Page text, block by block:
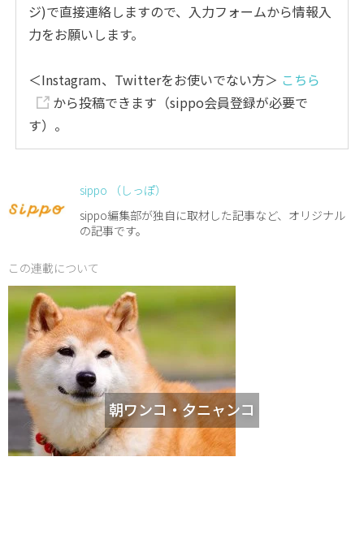
ジ)で直接連絡しますので、入力フォームから情報入
力をお願いします。
＜Instagram、Twitterをお使いでない方＞ こちら
から投稿できます（sippo会員登録が必要で
す）。
sippo （しっぽ）
sippo編集部が独自に取材した記事など、オリジナル
の記事です。
この連載について
朝ワンコ・夕ニャンコ